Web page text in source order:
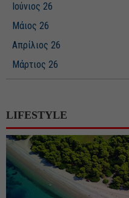
Ιούνιος 26
Μάιος 26
Απρίλιος 26
Μάρτιος 26
Νοέμβριος 25
Οκτώβριος 25
Σεπτέμβριος 25
LIFESTYLE